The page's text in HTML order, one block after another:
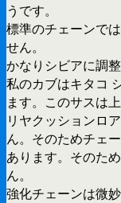
うです。
標準のチェーンで
せん。
かなりシビアに調
私のカブはキタコ
ます。このサスは
リヤクッションロ
ん。そのためチェ
あります。そのた
ん。
強化チェーンは微妙